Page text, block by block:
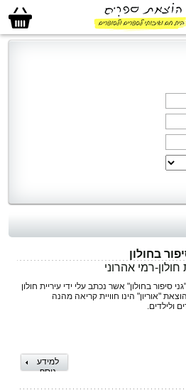
סל
הקניות
שלי
בחולון
חולון-רמי אהרוני
סיפור בחולון" אשר נכתב עלי ידי עיריית חולון
"אוריון" הינו חוויית קריאה מהנה
ולילדים.
למידע
נוסף